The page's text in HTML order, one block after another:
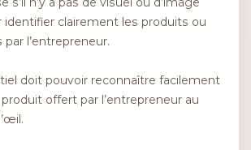
identifier clairement les produits ou
l’entrepreneur.
doit pouvoir reconnaître facilement
offert par l’entrepreneur au